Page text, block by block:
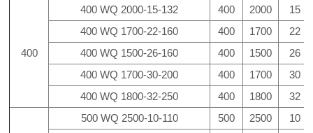
400
400 WQ 2000-15-132 400 2000
15
400 WQ 1700-22-160
400 1700
22
400 WQ 1500-26-160
400 1500
26
400 WQ 1700-30-200
400 1700
30
400 WQ 1800-32-250
400 1800 32
500 WQ 2500-10-110 500 2500
10